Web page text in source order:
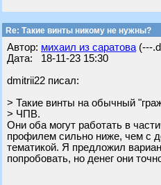
Re: Такие винты никому не нужны?
Автор: михаил из саратова (---
Дата: 18-11-23 15:30
dmitrii22 писал:
> Такие винты на обычный
> ЧПВ.
Они оба могут работать в
профилем сильно ниже, чем с
тематикой. Я предложил
попробовать, но денег они